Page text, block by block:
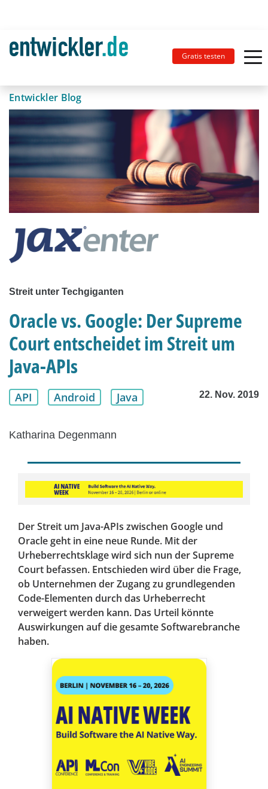
Gratis testen
Entwickler Blog
Streit unter Techgiganten
Oracle vs. Google: Der Supreme
Court entscheidet im Streit um
Java-APIs
API Android Java 22. Nov. 2019
Katharina Degenmann
Der Streit um Java-APIs zwischen Google und
Oracle geht in eine neue Runde. Mit der
Urheberrechtsklage wird sich nun der Supreme
Court befassen. Entschieden wird über die Frage,
ob Unternehmen der Zugang zu grundlegenden
Code-Elementen durch das Urheberrecht
verweigert werden kann. Das Urteil könnte
Auswirkungen auf die gesamte Softwarebranche
haben.